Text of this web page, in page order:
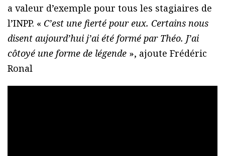
a valeur d’exemple pour tous les stagiaires de
l’INPP. « C’est une fierté pour eux. Certains nous
disent aujourd’hui j’ai été formé par Théo. J’ai
côtoyé une forme de légende », ajoute Frédéric
Ronal